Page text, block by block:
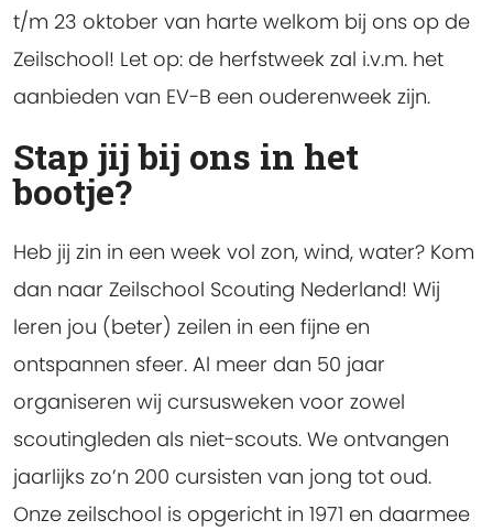
t/m 23 oktober van harte welkom bij ons op de
Zeilschool! Let op: de herfstweek zal i.v.m. het
aanbieden van EV-B een ouderenweek zijn.
Stap jij bij ons in het
bootje?
Heb jij zin in een week vol zon, wind, water? Kom
dan naar Zeilschool Scouting Nederland! Wij
leren jou (beter) zeilen in een fijne en
ontspannen sfeer. Al meer dan 50 jaar
organiseren wij cursusweken voor zowel
scoutingleden als niet-scouts. We ontvangen
jaarlijks zo’n 200 cursisten van jong tot oud.
Onze zeilschool is opgericht in 1971 en daarmee